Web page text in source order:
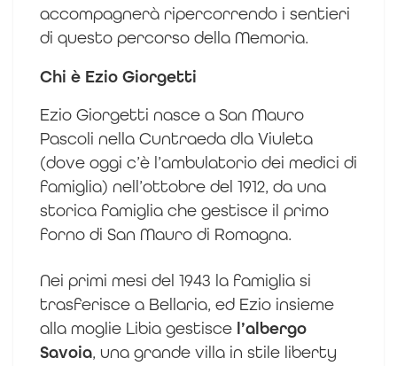
accompagnerà ripercorrendo i sentieri
di questo percorso della Memoria.
Chi è Ezio Giorgetti
Ezio Giorgetti nasce a San Mauro
Pascoli nella Cuntraeda dla Viuleta
(dove oggi c’è l’ambulatorio dei medici di
famiglia) nell’ottobre del 1912, da una
storica famiglia che gestisce il primo
forno di San Mauro di Romagna.
Nei primi mesi del 1943 la famiglia si
trasferisce a Bellaria, ed Ezio insieme
alla moglie Libia gestisce l’albergo
Savoia, una grande villa in stile liberty